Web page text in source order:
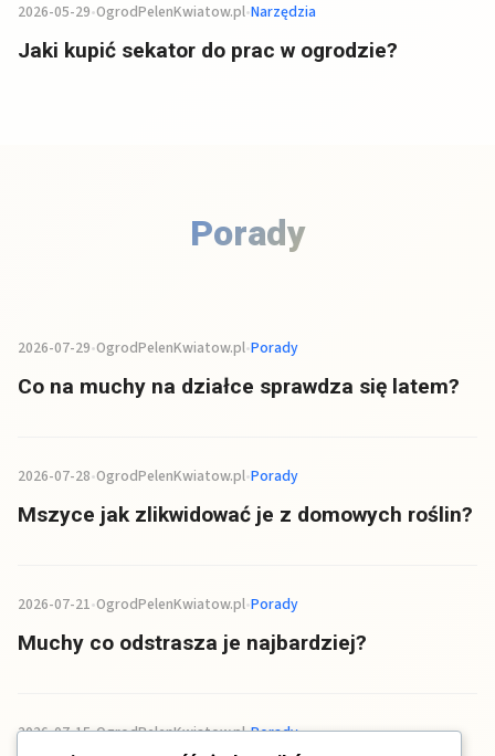
2026-05-29•OgrodPelenKwiatow.pl•Narzędzia
Jaki kupić sekator do prac w ogrodzie?
Porady
2026-07-29•OgrodPelenKwiatow.pl•Porady
Co na muchy na działce sprawdza się latem?
2026-07-28•OgrodPelenKwiatow.pl•Porady
Mszyce jak zlikwidować je z domowych roślin?
2026-07-21•OgrodPelenKwiatow.pl•Porady
Muchy co odstrasza je najbardziej?
2026-07-15•OgrodPelenKwiatow.pl•Porady